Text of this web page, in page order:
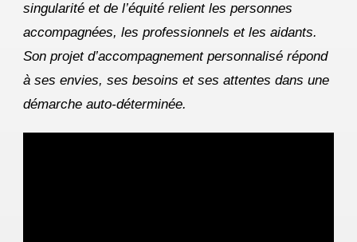
singularité et de l’équité relient les personnes
accompagnées, les professionnels et les aidants.
Son projet d’accompagnement personnalisé répond
à ses envies, ses besoins et ses attentes dans une
démarche auto-déterminée.